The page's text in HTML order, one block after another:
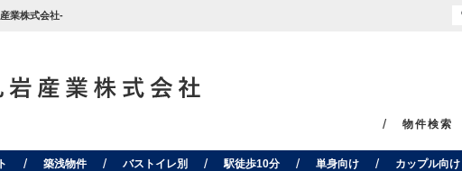
業株式会社-
物件検索
築浅物件 バストイレ別 駅徒歩10分 単身向け カップル向け